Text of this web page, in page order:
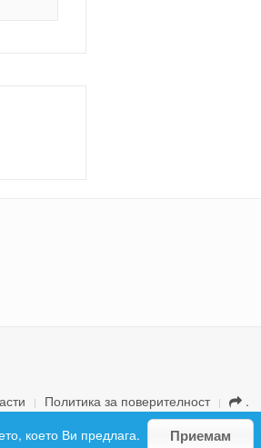
Политика за поверителност
.
което Ви предлага. Приемам